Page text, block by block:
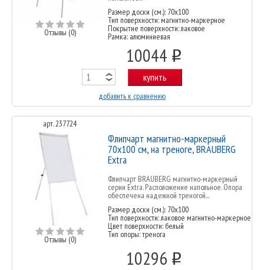
Отзывы (0)
Размер доски (см.): 70x100
Тип поверхности: магнитно-маркерное
Покрытие поверхности: лаковое
Рамка: алюминиевая
10044 o
купить
добавить к сравнению
арт. 237724
Отзывы (0)
Флипчарт магнитно-маркерный
70х100 см, на треноге, BRAUBERG
Extra
Флипчарт BRAUBERG магнитно-маркерный
серии Extra. Расположение напольное. Опора
обеспечена надежной треногой...
Размер доски (см.): 70х100
Тип поверхности: лаковое магнитно-маркерное
Цвет поверхности: белый
Тип опоры: тренога
10296 o